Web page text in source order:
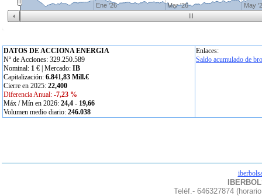
DATOS DE ACCIONA ENERGIA
Nº de Acciones: 329.250.589
Nominal: 1 € | Mercado: IB
Capitalización: 6.841,83 Mill.€
Cierre en 2025: 22,400
Diferencia Anual: -7,23 %
Máx / Mín en 2026: 24,4 - 19,66
Volumen medio diario: 246.038
Enlaces:
Saldo acumulado de
Teléf.- 646327874